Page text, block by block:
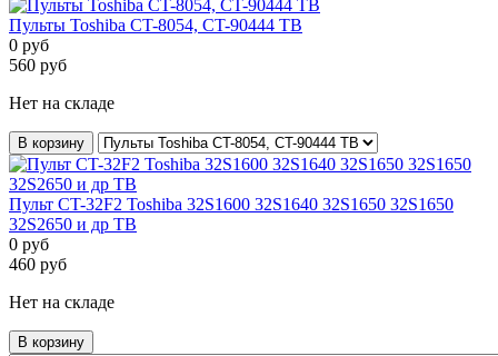
Пульты Toshiba CT-8054, CT-90444 ТВ
0 руб
560 руб
Нет на складе
В корзину
Пульт CT-32F2 Toshiba 32S1600 32S1640 32S1650 32S1650
32S2650 и др ТВ
0 руб
460 руб
Нет на складе
В корзину